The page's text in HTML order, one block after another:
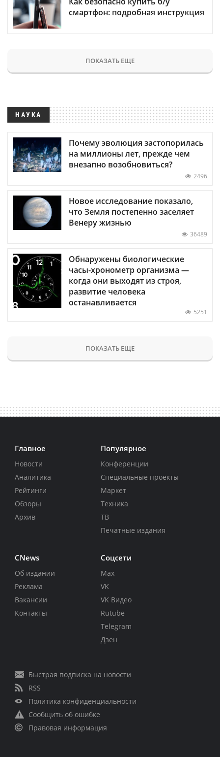
смартфон: подробная инструкция
ПОКАЗАТЬ ЕЩЕ
НАУКА
Почему эволюция застопорилась
на миллионы лет, прежде чем
внезапно возобновиться?
2496
Новое исследование показало,
что Земля постепенно заселяет
Венеру жизнью
36489
Обнаружены биологические
часы-хронометр организма —
когда они выходят из строя,
развитие человека
останавливается
5251
ПОКАЗАТЬ ЕЩЕ
Главное
Новости
Аналитика
Рейтинги
Обзоры
Архив
Популярное
Конференции
Специальные проекты
Маркет
Техника
ТВ
Печатные издания
CNews
Об издании
Реклама
Вакансии
Контакты
Соцсети
Max
VK
VK Видео
Rutube
Telegram
Дзен
Быстрая подписка на новости
RSS
Политика конфиденциальности
Сообщить об ошибке
Правовая информация